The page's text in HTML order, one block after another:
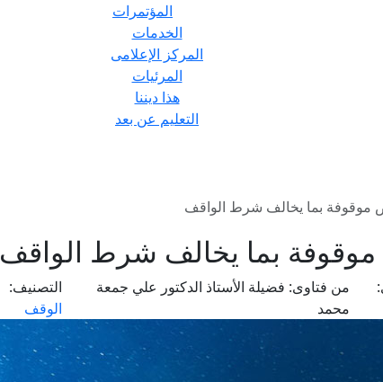
المؤتمرات
الخدمات
المركز الإعلامى
المرئيات
هذا ديننا
التعليم عن بعد
موقوفة بما يخالف شرط الواقف
موقوفة بما يخالف شرط الواقف
من فتاوى: فضيلة الأستاذ الدكتور علي جمعة
محمد
التصنيف:
الوقف